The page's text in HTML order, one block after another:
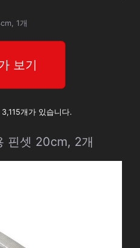
1개
보기
개가 있습니다.
핀셋 20cm, 2개